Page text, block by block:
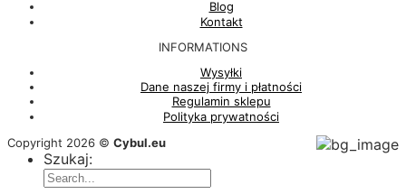
Blog
Kontakt
INFORMATIONS
Wysyłki
Dane naszej firmy i płatności
Regulamin sklepu
Polityka prywatności
Copyright 2026 © Cybul.eu
Szukaj: